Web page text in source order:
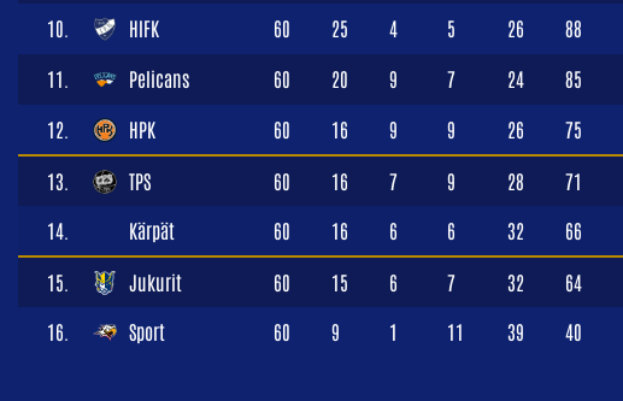
10. HIFK 60 25 4 5 26 88
11. Pelicans 60 20 9 7 24 85
12. HPK 60 16 9 9 26 75
13. TPS 60 16 7 9 28 71
14. Kärpät 60 16 6 6 32 66
15. Jukurit 60 15 6 7 32 64
16. Sport 60 9 1 11 39 40